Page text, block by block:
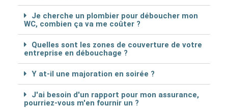
Je cherche un plombier pour déboucher mon
WC, combien ça va me coûter ?
Quelles sont les zones de couverture de votre
entreprise en débouchage ?
Y at-il une majoration en soirée ?
J'ai besoin d'un rapport pour mon assurance,
pourriez-vous m'en fournir un ?